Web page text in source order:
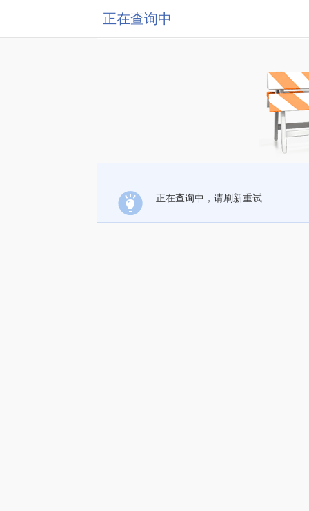
正在查询中
正在查询中，请刷新重试